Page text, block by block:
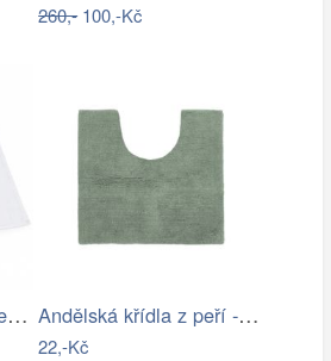
260,-100,-Kč
Profod Koupelnová předložka 2S bílá… Andělská křídla z peří - zápich, bílá,…
22,-Kč